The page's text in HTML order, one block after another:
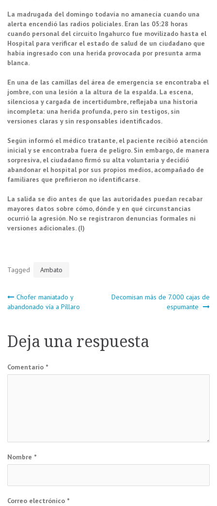
La madrugada del domingo todavía no amanecía cuando una
alerta encendió las radios policiales. Eran las 05:28 horas
cuando personal del circuito Ingahurco fue movilizado hasta el
Hospital para verificar el estado de salud de un ciudadano que
había ingresado con una herida provocada por presunta arma
blanca.
En una de las camillas del área de emergencia se encontraba el
jombre, con una lesión a la altura de la espalda. La escena,
silenciosa y cargada de incertidumbre, reflejaba una historia
incompleta: una herida profunda, pero sin testigos, sin
versiones claras y sin responsables identificados.
Según informó el médico tratante, el paciente recibió atención
inicial y se encontraba fuera de peligro. Sin embargo, de manera
sorpresiva, el ciudadano firmó su alta voluntaria y decidió
abandonar el hospital por sus propios medios, acompañado de
familiares que prefirieron no identificarse.
La salida se dio antes de que las autoridades puedan recabar
mayores datos sobre cómo, dónde y en qué circunstancias
ocurrió la agresión. No se registraron denuncias formales ni
versiones adicionales. (I)
Tagged Ambato
Navegación
entradas
Chofer maniatado y
abandonado vía a Píllaro
Decomisan más de 7.000 cajas de
espumante
Deja una respuesta
Comentario *
Nombre *
Correo electrónico *